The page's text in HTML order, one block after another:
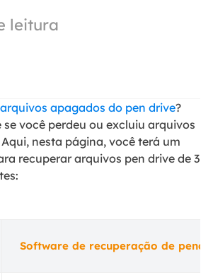
leitura
apagados do pen drive?
se você perdeu ou excluiu arquivos
nesta página, você terá um
recuperar arquivos pen drive de 3
Software de recuperação de